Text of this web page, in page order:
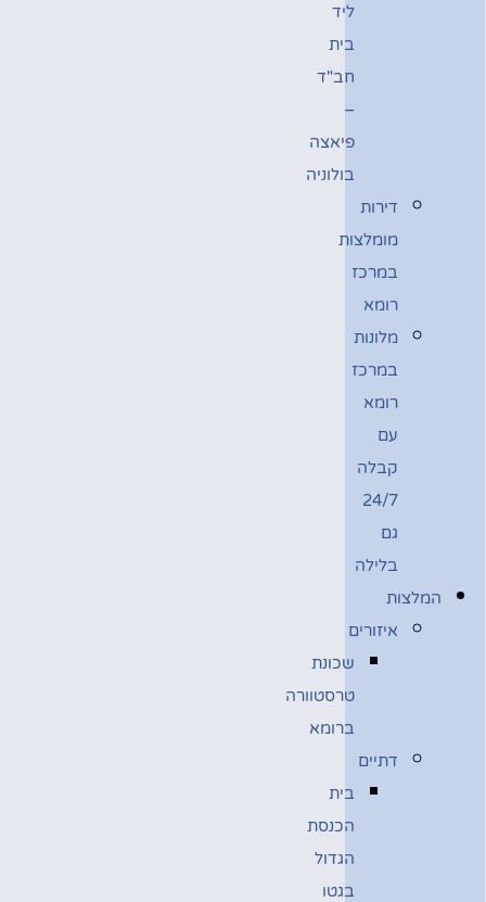
ליד
בית
חב"ד
–
פיאצה
בולוניה
דירות
מומלצות
במרכז
רומא
מלונות
במרכז
רומא
עם
קבלה
24/7
גם
בלילה
המלצות
איזורים
שכונת
טרסטוורה
ברומא
דתיים
בית
הכנסת
הגדול
בגטו